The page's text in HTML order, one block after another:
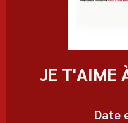
JE T'AIME
Date